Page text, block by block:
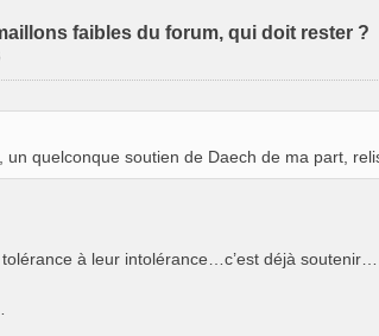
faibles du forum, qui doit rester ?
, un quelconque soutien de Daech de ma part,
à leur intolérance…c’est déjà soutenir…